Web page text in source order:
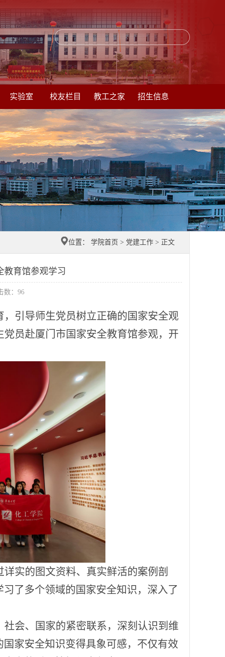
实验室 校友栏目 教工之家 招生信息
位置： 学院首页 > 党建工作 > 正文
教育馆参观学习
： 96
，引导师生党员树立正确的国家安全观
党员赴厦门市国家安全教育馆参观，开
实的图文资料、真实鲜活的案例剖
了多个领域的国家安全知识，深入了
会、国家的紧密联系，深刻认识到维
家安全知识变得具象可感，不仅有效